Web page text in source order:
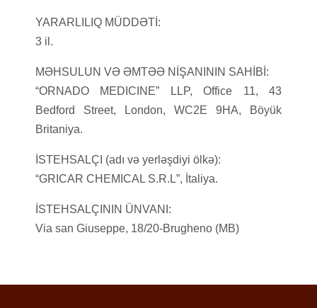
YARARLILIQ MÜDDƏTİ:
3 il.
MƏHSULUN VƏ ƏMTƏƏ NİŞANININ SAHİBİ:
“ORNADO MEDICINE” LLP, Office 11, 43
Bedford Street, London, WC2E 9HA, Böyük
Britaniya.
İSTEHSALÇI (adı və yerləşdiyi ölkə):
“GRICAR CHEMICAL S.R.L”, İtaliya.
İSTEHSALÇININ ÜNVANI:
Via san Giuseppe, 18/20-Brugheno (MB)